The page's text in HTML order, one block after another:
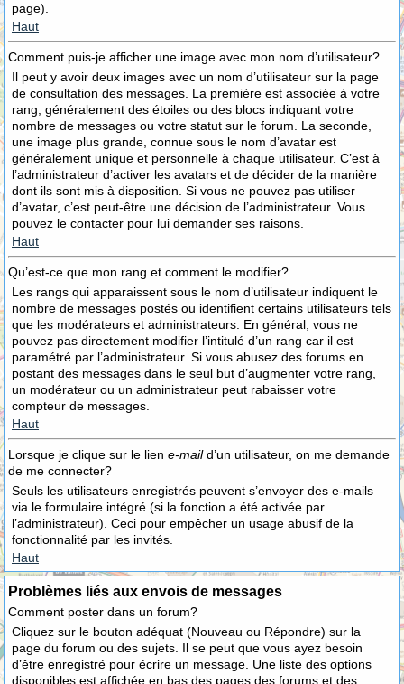
page).
Haut
Comment puis-je afficher une image avec mon nom d’utilisateur?
Il peut y avoir deux images avec un nom d’utilisateur sur la page
de consultation des messages. La première est associée à votre
rang, généralement des étoiles ou des blocs indiquant votre
nombre de messages ou votre statut sur le forum. La seconde,
une image plus grande, connue sous le nom d’avatar est
généralement unique et personnelle à chaque utilisateur. C’est à
l’administrateur d’activer les avatars et de décider de la manière
dont ils sont mis à disposition. Si vous ne pouvez pas utiliser
d’avatar, c’est peut-être une décision de l’administrateur. Vous
pouvez le contacter pour lui demander ses raisons.
Haut
Qu’est-ce que mon rang et comment le modifier?
Les rangs qui apparaissent sous le nom d’utilisateur indiquent le
nombre de messages postés ou identifient certains utilisateurs tels
que les modérateurs et administrateurs. En général, vous ne
pouvez pas directement modifier l’intitulé d’un rang car il est
paramétré par l’administrateur. Si vous abusez des forums en
postant des messages dans le seul but d’augmenter votre rang,
un modérateur ou un administrateur peut rabaisser votre
compteur de messages.
Haut
Lorsque je clique sur le lien e-maild’un utilisateur, on me demande
de me connecter?
Seuls les utilisateurs enregistrés peuvent s’envoyer des e-mails
via le formulaire intégré (si la fonction a été activée par
l’administrateur). Ceci pour empêcher un usage abusif de la
fonctionnalité par les invités.
Haut
Problèmes liés aux envois de messages
Comment poster dans un forum?
Cliquez sur le bouton adéquat (Nouveau ou Répondre) sur la
page du forum ou des sujets. Il se peut que vous ayez besoin
d’être enregistré pour écrire un message. Une liste des options
disponibles est affichée en bas des pages des forums et des